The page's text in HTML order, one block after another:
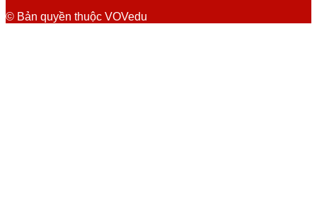
© Bản quyền thuộc VOVedu